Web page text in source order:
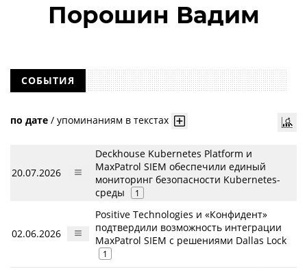
Порошин Вадим
СОБЫТИЯ
по дате / упоминаниям в текстах
20.07.2026
Deckhouse Kubernetes Platform и
MaxPatrol SIEM обеспечили единый
мониторинг безопасности Kubernetes-
среды
1
02.06.2026
Positive Technologies и «Конфидент»
подтвердили возможность интеграции
MaxPatrol SIEM с решениями Dallas Lock
1